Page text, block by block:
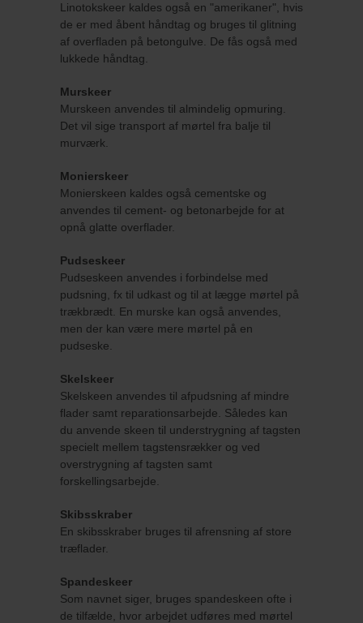
Linotokskeer kaldes også en "amerikaner", hvis
de er med åbent håndtag og bruges til glitning
af overfladen på betongulve. De fås også med
lukkede håndtag.
Murskeer
Murskeen anvendes til almindelig opmuring.
Det vil sige transport af mørtel fra balje til
murværk.
Monierskeer
Monierskeen kaldes også cementske og
anvendes til cement- og betonarbejde for at
opnå glatte overflader.
Pudseskeer
Pudseskeen anvendes i forbindelse med
pudsning, fx til udkast og til at lægge mørtel på
trækbrædt. En murske kan også anvendes,
men der kan være mere mørtel på en
pudseske.
Skelskeer
Skelskeen anvendes til afpudsning af mindre
flader samt reparationsarbejde. Således kan
du anvende skeen til understrygning af tagsten
specielt mellem tagstensrækker og ved
overstrygning af tagsten samt
forskellingsarbejde.
Skibsskraber
En skibsskraber bruges til afrensning af store
træflader.
Spandeskeer
Som navnet siger, bruges spandeskeen ofte i
de tilfælde, hvor arbejdet udføres med mørtel